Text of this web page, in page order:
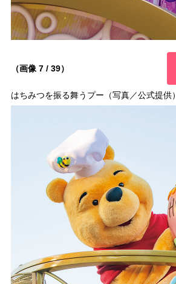
（画像 7 / 39）
はちみつを振る舞うプー（写真／公式提供）